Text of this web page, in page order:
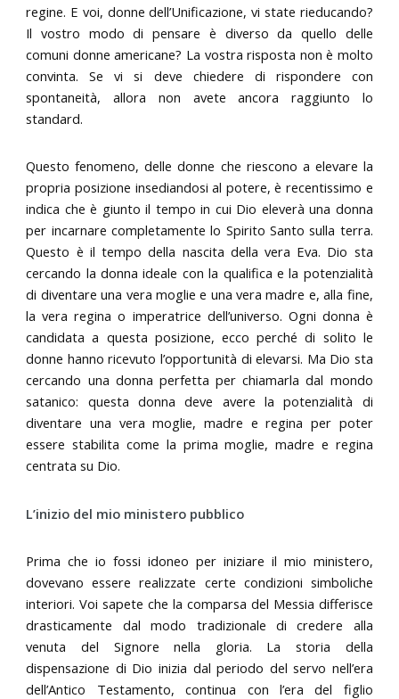
regine. E voi, donne dell’Unificazione, vi state rieducando?
Il vostro modo di pensare è diverso da quello delle
comuni donne americane? La vostra risposta non è molto
convinta. Se vi si deve chiedere di rispondere con
spontaneità, allora non avete ancora raggiunto lo
standard.
Questo fenomeno, delle donne che riescono a elevare la
propria posizione insediandosi al potere, è recentissimo e
indica che è giunto il tempo in cui Dio eleverà una donna
per incarnare completamente lo Spirito Santo sulla terra.
Questo è il tempo della nascita della vera Eva. Dio sta
cercando la donna ideale con la qualifica e la potenzialità
di diventare una vera moglie e una vera madre e, alla fine,
la vera regina o imperatrice dell’universo. Ogni donna è
candidata a questa posizione, ecco perché di solito le
donne hanno ricevuto l’opportunità di elevarsi. Ma Dio sta
cercando una donna perfetta per chiamarla dal mondo
satanico: questa donna deve avere la potenzialità di
diventare una vera moglie, madre e regina per poter
essere stabilita come la prima moglie, madre e regina
centrata su Dio.
L’inizio del mio ministero pubblico
Prima che io fossi idoneo per iniziare il mio ministero,
dovevano essere realizzate certe condizioni simboliche
interiori. Voi sapete che la comparsa del Messia differisce
drasticamente dal modo tradizionale di credere alla
venuta del Signore nella gloria. La storia della
dispensazione di Dio inizia dal periodo del servo nell’era
dell’Antico Testamento, continua con l’era del figlio